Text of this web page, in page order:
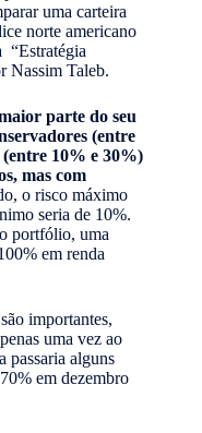
uma carteira
norte americano
“Estratégia
Nassim Taleb.
parte do seu
(entre
10% e 30%)
mas com
o risco máximo
seria de 10%.
portfólio, uma
em renda
importantes,
uma vez ao
passaria alguns
em dezembro